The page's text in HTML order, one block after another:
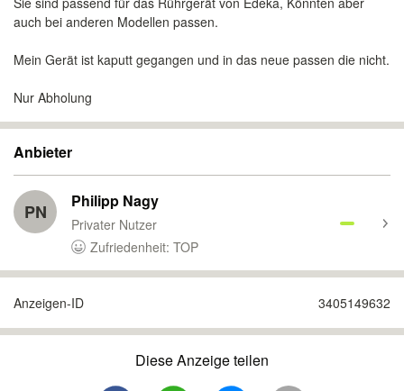
auch bei anderen Modellen passen.
Mein Gerät ist kaputt gegangen und in das neue passen die nicht.
Nur Abholung
Anbieter
PN Philipp Nagy
Privater Nutzer
Zufriedenheit: TOP
Anzeigen-ID 3405149632
Diese Anzeige teilen